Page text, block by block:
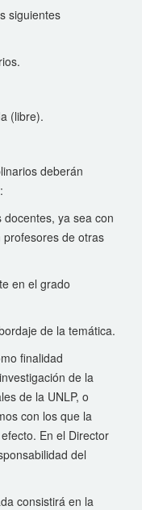
siguientes
(libre).
deberán
ya sea con
de otras
en el grado
de la temática.
finalidad
de la
de la UNLP, o
con los que la
En el Director
del
consistirá en la